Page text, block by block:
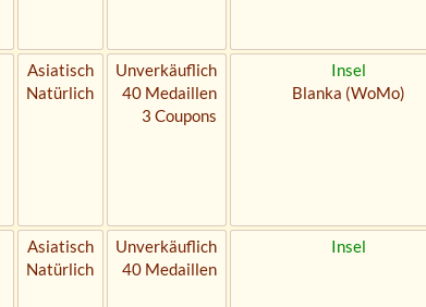
Asiatisch
Natürlich
Unverkäuflich
40 Medaillen
3 Coupons
Insel
Blanka (WoMo)
Asiatisch
Natürlich
Unverkäuflich
40 Medaillen
Insel